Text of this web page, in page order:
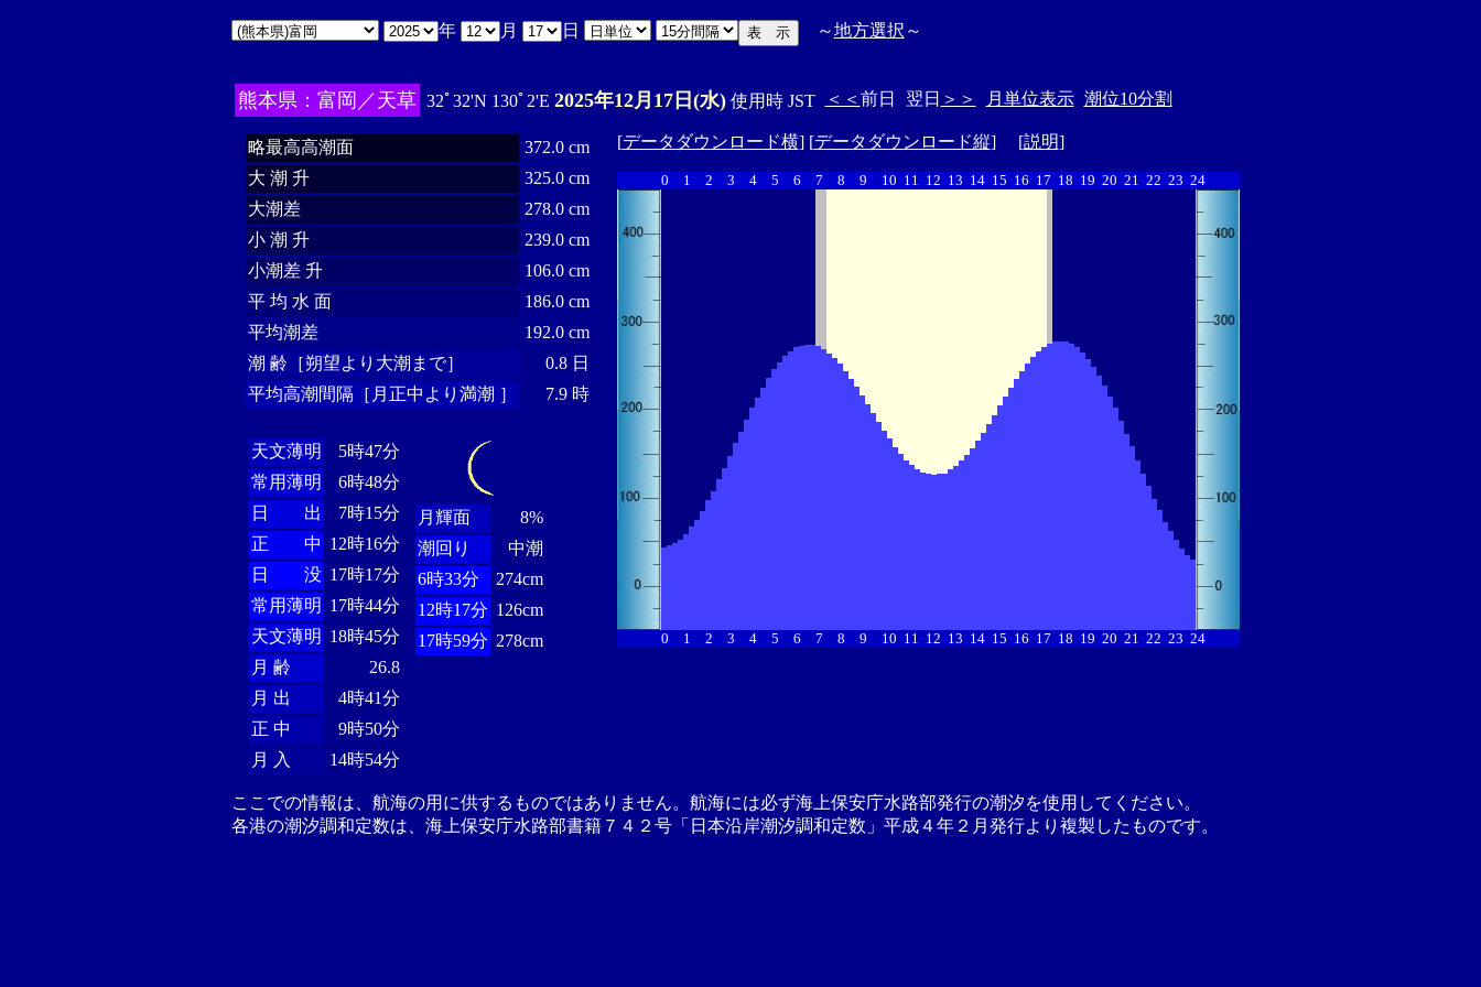
年 月 日 ～地方選択 ～
熊本県：富岡／天草 32ﾟ32'N 130ﾟ2'E 2025年12月17日(水)使用時 JST ＜＜ 前日 翌日 ＞＞ 月単位表示 潮位10分割
略最高高潮面
372.0 cm
大 潮 升
325.0 cm
大潮差
278.0 cm
小 潮 升
239.0 cm
小潮差 升
106.0 cm
平 均 水 面
186.0 cm
平均潮差
192.0 cm
潮 齢［朔望より大潮まで］
0.8 日
平均高潮間隔［月正中より満潮 ］
7.9 時
天文薄明
5時47分
常用薄明
6時48分
日 出
7時15分
正 中 12時16分
日 没 17時17分
常用薄明 17時44分
天文薄明 18時45分
月 齢
26.8
月 出
4時41分
正 中
9時50分
月 入
14時54分
月輝面
8%
潮回り
中潮
6時33分
274cm
12時17分 126cm
17時59分 278cm
[データダウンロード横] [データダウンロード縦] [説明]
0 1 2 3 4 5 6 7 8 9 10 11 12 13 14 15 16 17 18 19 20 21 22 23 24
0 1 2 3 4 5 6 7 8 9 10 11 12 13 14 15 16 17 18 19 20 21 22 23 24
ここでの情報は、航海の用に供するものではありません。航海には必ず海上保安庁水路部発行の潮汐を使用してください。
各港の潮汐調和定数は、海上保安庁水路部書籍７４２号「日本沿岸潮汐調和定数」平成４年２月発行より複製したものです。